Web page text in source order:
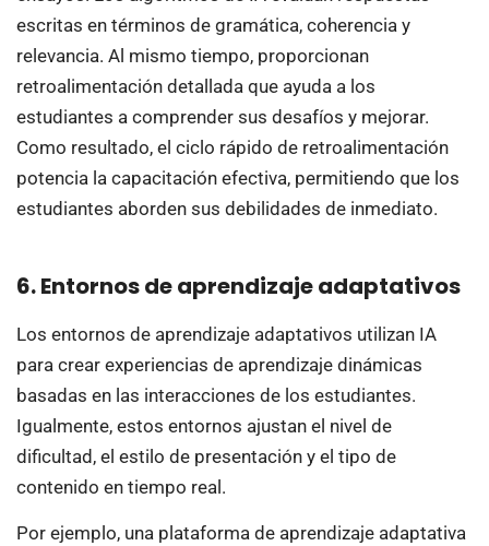
escritas en términos de gramática, coherencia y
relevancia. Al mismo tiempo, proporcionan
retroalimentación detallada que ayuda a los
estudiantes a comprender sus desafíos y mejorar.
Como resultado, el ciclo rápido de retroalimentación
potencia la capacitación efectiva, permitiendo que los
estudiantes aborden sus debilidades de inmediato.
6. Entornos de aprendizaje adaptativos
Los entornos de aprendizaje adaptativos utilizan IA
para crear experiencias de aprendizaje dinámicas
basadas en las interacciones de los estudiantes.
Igualmente, estos entornos ajustan el nivel de
dificultad, el estilo de presentación y el tipo de
contenido en tiempo real.
Por ejemplo, una plataforma de aprendizaje adaptativa